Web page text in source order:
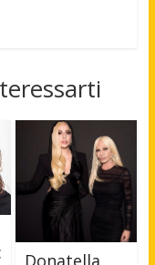
Donatella